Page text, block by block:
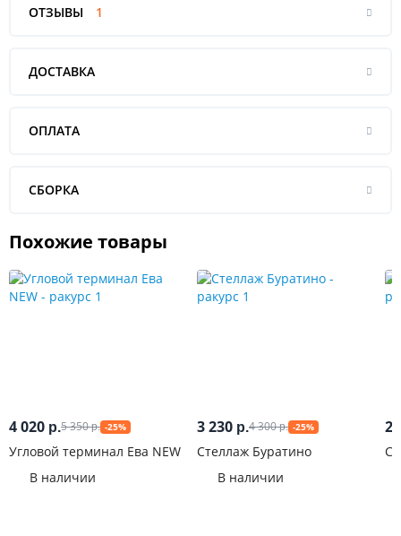
ОТЗЫВЫ 1
ДОСТАВКА
ОПЛАТА
СБОРКА
Похожие товары
4 020 р.5 350р. -25%
Угловой терминал Ева NEW
В наличии
3 230 р.4 300р. -25%
Стеллаж Буратино
В наличии
2